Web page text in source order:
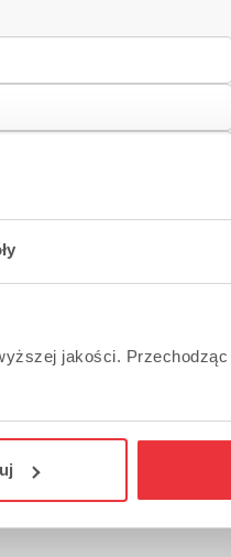
jakości.